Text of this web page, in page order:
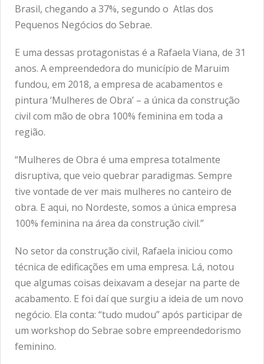
Brasil, chegando a 37%, segundo o Atlas dos
Pequenos Negócios do Sebrae.
E uma dessas protagonistas é a Rafaela Viana, de 31
anos. A empreendedora do município de Maruim
fundou, em 2018, a empresa de acabamentos e
pintura ‘Mulheres de Obra’ – a única da construção
civil com mão de obra 100% feminina em toda a
região.
“Mulheres de Obra é uma empresa totalmente
disruptiva, que veio quebrar paradigmas. Sempre
tive vontade de ver mais mulheres no canteiro de
obra. E aqui, no Nordeste, somos a única empresa
100% feminina na área da construção civil.”
No setor da construção civil, Rafaela iniciou como
técnica de edificações em uma empresa. Lá, notou
que algumas coisas deixavam a desejar na parte de
acabamento. E foi daí que surgiu a ideia de um novo
negócio. Ela conta: “tudo mudou” após participar de
um workshop do Sebrae sobre empreendedorismo
feminino.